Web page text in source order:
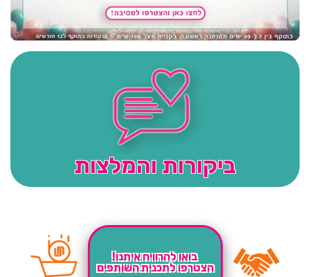
ביקורות והמלצות
בואו להרוויח איתנו!
הצטרפו לתכנית השותפים